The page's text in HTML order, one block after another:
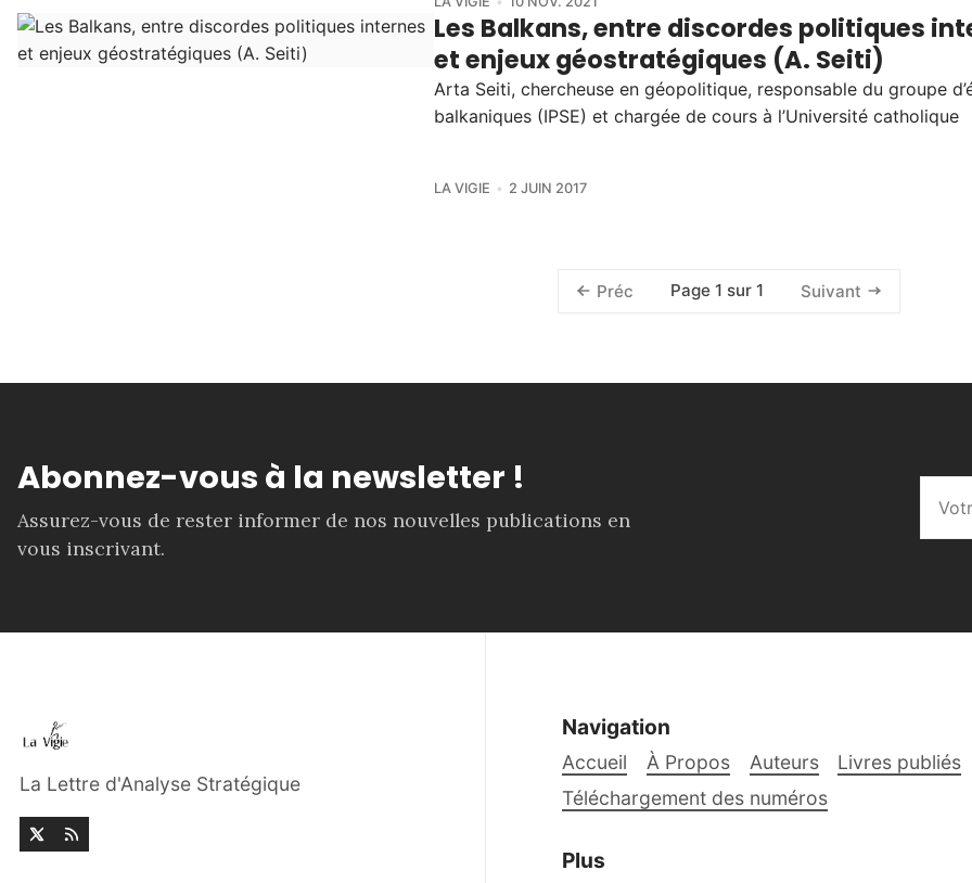
Les Balkans, entre discordes politiques
et enjeux géostratégiques (A. Seiti)
Arta Seiti, chercheuse en géopolitique, responsable du groupe
balkaniques (IPSE) et chargée de cours à l’Université catholique
LA VIGIE 2 JUIN 2017
Préc Page 1 sur 1 Suivant
Abonnez-vous à la newsletter !
Assurez-vous de rester informer de nos nouvelles publications en
vous inscrivant.
La Lettre d'Analyse Stratégique
Navigation
Accueil À Propos Auteurs Livres publiés
Téléchargement des numéros
Plus